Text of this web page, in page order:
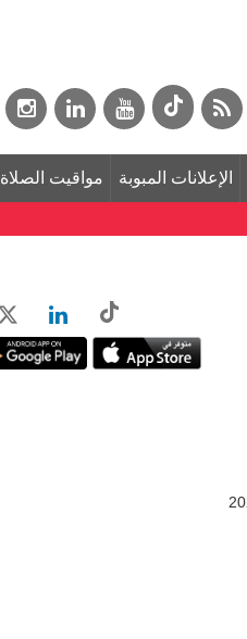
الإعلانات المبوبة مواقيت الصلاة